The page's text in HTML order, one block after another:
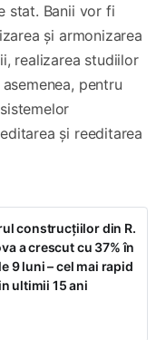
stat. Banii vor fi
și armonizarea
realizarea studiilor
pentru
și reeditarea
construcțiilor din R.
a crescut cu 37% în
9 luni – cel mai rapid
ultimii 15 ani